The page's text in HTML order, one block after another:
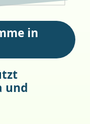
in
und